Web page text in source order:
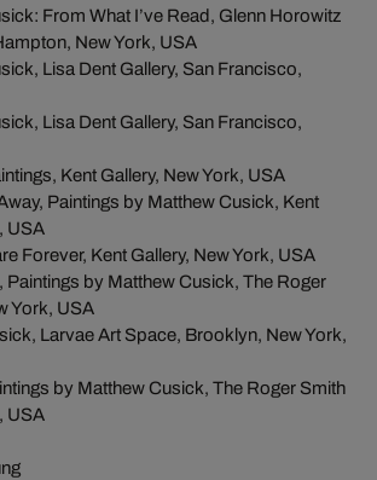
From What I’ve Read, Glenn Horowitz
New York, USA
Lisa Dent Gallery, San Francisco,
Lisa Dent Gallery, San Francisco,
Kent Gallery, New York, USA
Paintings by Matthew Cusick, Kent
USA
Forever, Kent Gallery, New York, USA
Paintings by Matthew Cusick, The Roger
York, USA
Larvae Art Space, Brooklyn, New York,
by Matthew Cusick, The Roger Smith
USA